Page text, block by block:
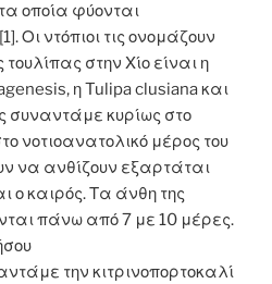
οποία φύονται
Οι ντόπιοι τις ονομάζουν
στην Χίο είναι η
η Tulipa clusiana και
συναντάμε κυρίως στο
νοτιοανατολικό μέρος του
να ανθίζουν εξαρτάται
ο καιρός. Τα άνθη της
πάνω από 7 με 10 μέρες.
την κιτρινοπορτοκαλί